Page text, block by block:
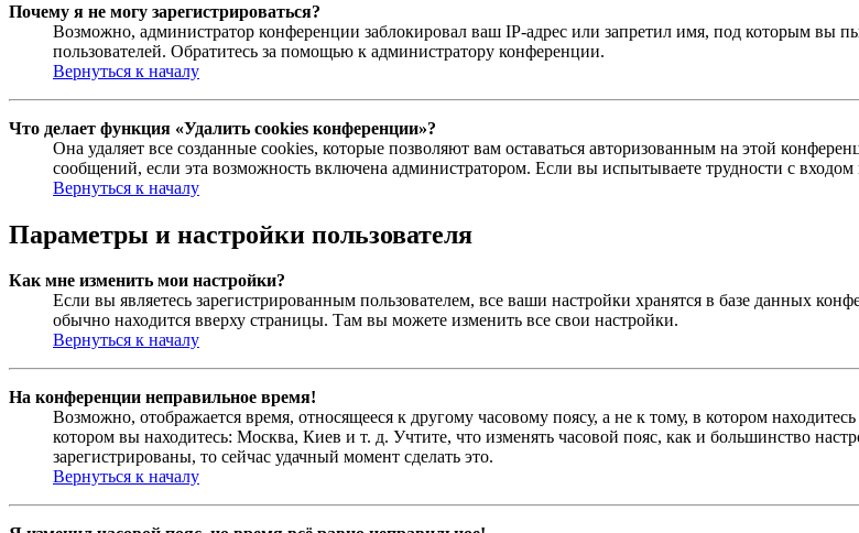
Почему я не могу зарегистрироваться?
Возможно, администратор конференции заблокировал ваш IP-адрес или запретил имя, под которым вы
пользователей. Обратитесь за помощью к администратору конференции.
Вернуться к началу
Что делает функция «Удалить cookies конференции»?
Она удаляет все созданные cookies, которые позволяют вам оставаться авторизованным на этой
сообщений, если эта возможность включена администратором. Если вы испытываете трудности с
Вернуться к началу
Параметры и настройки пользователя
Как мне изменить мои настройки?
Если вы являетесь зарегистрированным пользователем, все ваши настройки хранятся в базе данных
обычно находится вверху страницы. Там вы можете изменить все свои настройки.
Вернуться к началу
На конференции неправильное время!
Возможно, отображается время, относящееся к другому часовому поясу, а не к тому, в котором
котором вы находитесь: Москва, Киев и т. д. Учтите, что изменять часовой пояс, как и большинство
зарегистрированы, то сейчас удачный момент сделать это.
Вернуться к началу